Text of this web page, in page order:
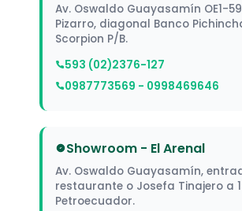
Av. Oswaldo Guayasamín OE1-
Pizarro, diagonal Banco
Scorpion P/B.
593 (02)2376-127
0987773569 - 0998469646
Showroom - El Arenal
Av. Oswaldo Guayasamín,
restaurante o Josefa Tinajero a
Petroecuador.